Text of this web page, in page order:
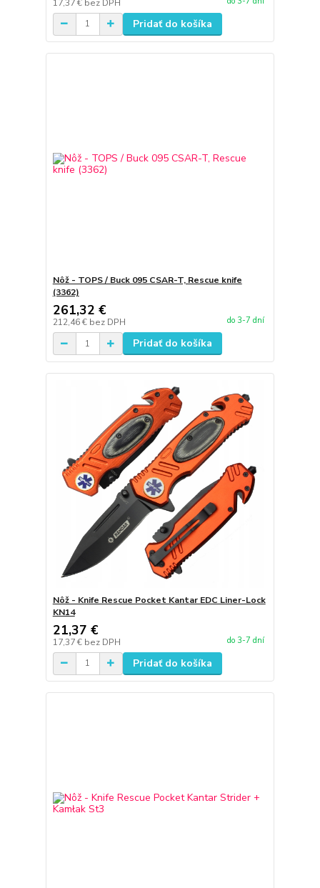
17,37 € bez DPH
Pridať do košíka
Nôž - TOPS / Buck 095 CSAR-T, Rescue knife
(3362)
261,32 €
212,46 € bez DPH do 3-7 dní
Pridať do košíka
Nôž - Knife Rescue Pocket Kantar EDC Liner-Lock
KN14
21,37 €
17,37 € bez DPH do 3-7 dní
Pridať do košíka